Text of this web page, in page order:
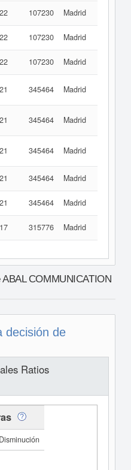
107230 Madrid
107230 Madrid
107230 Madrid
345464 Madrid
345464 Madrid
345464 Madrid
345464 Madrid
345464 Madrid
315776 Madrid
COMMUNICATION
decisión de
Ratios
Disminución